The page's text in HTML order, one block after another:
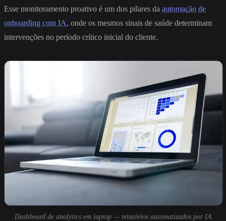
Esse monitoramento proativo é um dos pilares da automação de
onboarding com IA, onde os mesmos sinais de saúde determinam
intervenções no período crítico inicial do cliente.
Dashboard de analytics em laptop — relatórios automatizados por IA